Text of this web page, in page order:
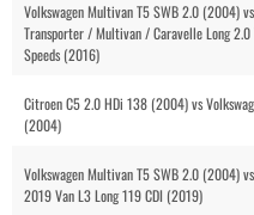
Volkswagen Multivan T5 SWB 2.0 (2004)
Transporter / Multivan / Caravelle Long 2.0
Speeds (2016)
Citroen C5 2.0 HDi 138 (2004) vs
(2004)
Volkswagen Multivan T5 SWB 2.0 (2004)
2019 Van L3 Long 119 CDI (2019)